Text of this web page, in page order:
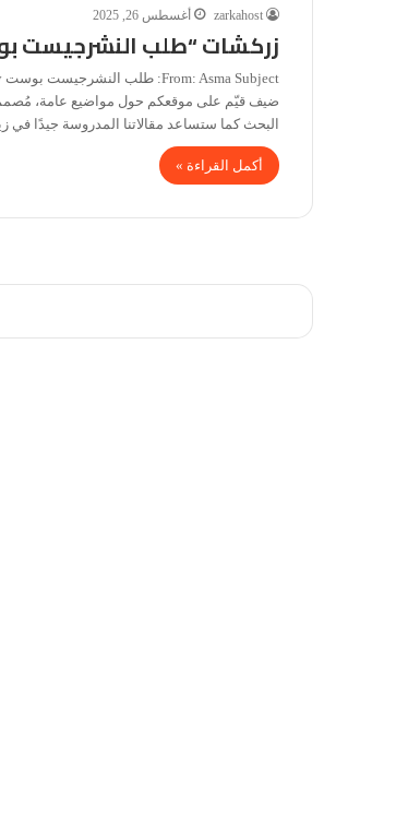
zarkahost أغسطس 26, 2025
زركشات “طلب النشرجيست
البحث كما ستساعد مقالاتنا المدروسة جيدًا
أكمل القراءة »